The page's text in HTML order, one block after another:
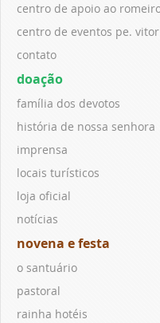
centro de apoio ao
centro de eventos pe. vitor
contato
doação
família dos devotos
história de nossa senhora
imprensa
locais turísticos
loja oficial
notícias
novena e festa
o santuário
pastoral
rainha hotéis